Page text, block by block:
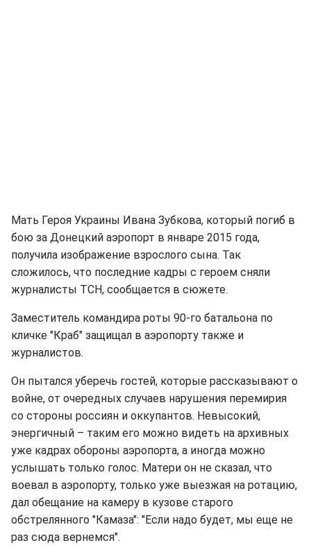
Мать Героя Украины Ивана Зубкова, который погиб в
бою за Донецкий аэропорт в январе 2015 года,
получила изображение взрослого сына. Так
сложилось, что последние кадры с героем сняли
журналисты ТСН, сообщается в сюжете.
Заместитель командира роты 90-го батальона по
кличке "Краб" защищал в аэропорту также и
журналистов.
Он пытался уберечь гостей, которые рассказывают о
войне, от очередных случаев нарушения перемирия
со стороны россиян и оккупантов. Невысокий,
энергичный – таким его можно видеть на архивных
уже кадрах обороны аэропорта, а иногда можно
услышать только голос. Матери он не сказал, что
воевал в аэропорту, только уже выезжая на ротацию,
дал обещание на камеру в кузове старого
обстрелянного "Камаза": "Если надо будет, мы еще не
раз сюда вернемся".